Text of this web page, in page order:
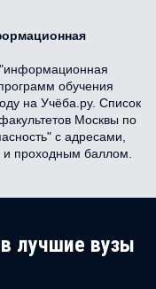
обучения
на Учёба.ру. Список
Москвы по
с адресами,
проходным баллом.
лучшие вузы